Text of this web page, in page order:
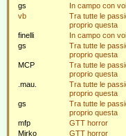
gs
In campo con voi
vb
Tra tutte le
proprio questa
finelli
In campo con voi
gs
Tra tutte le
proprio questa
MCP
Tra tutte le
proprio questa
.mau.
Tra tutte le
proprio questa
gs
Tra tutte le
proprio questa
mfp
GTT horror
Mirko
GTT horror